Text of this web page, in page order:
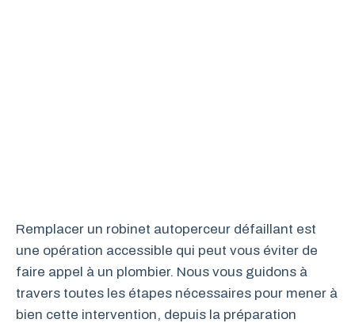
Remplacer un robinet autoperceur défaillant est
une opération accessible qui peut vous éviter de
faire appel à un plombier. Nous vous guidons à
travers toutes les étapes nécessaires pour mener à
bien cette intervention, depuis la préparation